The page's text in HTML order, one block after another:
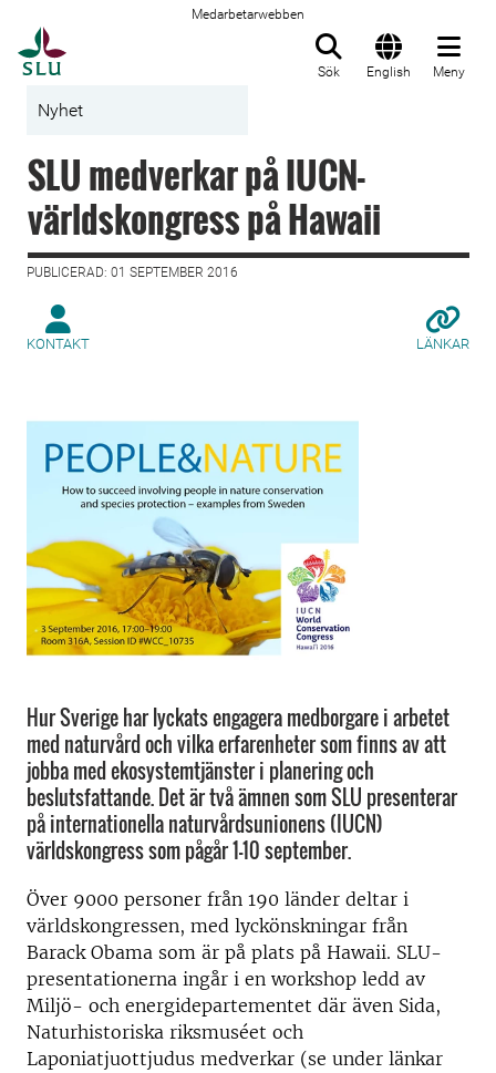
Medarbetarwebben
Sök English Meny
Nyhet
SLU medverkar på IUCN-
världskongress på Hawaii
PUBLICERAD: 01 SEPTEMBER 2016
KONTAKT LÄNKAR
Hur Sverige har lyckats engagera medborgare i arbetet
med naturvård och vilka erfarenheter som finns av att
jobba med ekosystemtjänster i planering och
beslutsfattande. Det är två ämnen som SLU presenterar
på internationella naturvårdsunionens (IUCN)
världskongress som pågår 1–10 september.
Över 9000 personer från 190 länder deltar i
världskongressen, med lyckönskningar från
Barack Obama som är på plats på Hawaii. SLU-
presentationerna ingår i en workshop ledd av
Miljö- och energidepartementet där även Sida,
Naturhistoriska riksmuséet och
Laponiatjuottjudus medverkar (se under länkar